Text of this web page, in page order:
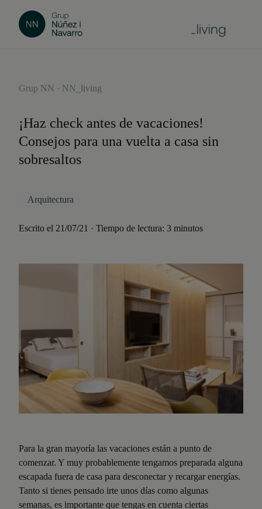
Grup NN · NN_living
¡Haz check antes de vacaciones!
Consejos para una vuelta a casa sin
sobresaltos
Arquitectura
Escrito el 21/07/21 · Tiempo de lectura: 3 minutos
Para la gran mayoría las vacaciones están a punto de
comenzar. Y muy probablemente tengamos preparada alguna
escapada fuera de casa para desconectar y recargar energías.
Tanto si tienes pensado irte unos días como algunas
semanas, es importante que tengas en cuenta ciertas